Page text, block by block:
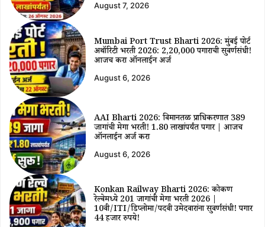
August 7, 2026
Mumbai Port Trust Bharti 2026: मुंबई पोर्ट
अथॉरिटी भरती 2026: ₹2,20,000 पगाराची सुवर्णसंधी!
आजच करा ऑनलाईन अर्ज
August 6, 2026
AAI Bharti 2026: विमानतळ प्राधिकरणात 389
जागांची मेगा भरती! ₹1.80 लाखांपर्यंत पगार | आजच
ऑनलाईन अर्ज करा
August 6, 2026
Konkan Railway Bharti 2026: कोकण
रेल्वेमध्ये 201 जागांची मेगा भरती 2026 |
10वी/ITI/डिप्लोमा/पदवी उमेदवारांना सुवर्णसंधी! पगार
44 हजार रुपये!